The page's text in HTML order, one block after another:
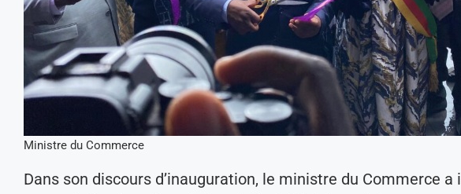
Ministre du Commerce
Dans son discours d’inauguration, le ministre du Commerce a